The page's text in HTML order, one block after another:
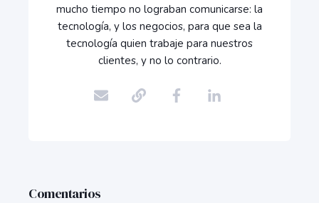
mucho tiempo no lograban comunicarse: la
tecnología, y los negocios, para que sea la
tecnología quien trabaje para nuestros
clientes, y no lo contrario.
Comentarios